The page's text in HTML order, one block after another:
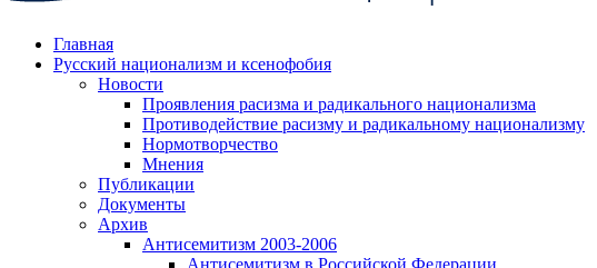
Главная
Русский национализм и ксенофобия
Новости
Проявления расизма и радикального национализма
Противодействие расизму и радикальному национализму
Нормотворчество
Мнения
Публикации
Документы
Архив
Антисемитизм 2003-2006